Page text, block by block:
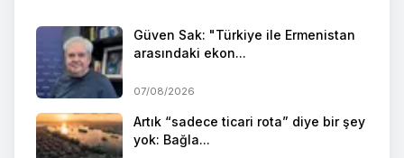
Güven Sak: "Türkiye ile Ermenistan
arasındaki ekon...
07/08/2026
Artık “sadece ticari rota” diye bir şey
yok: Bağla...